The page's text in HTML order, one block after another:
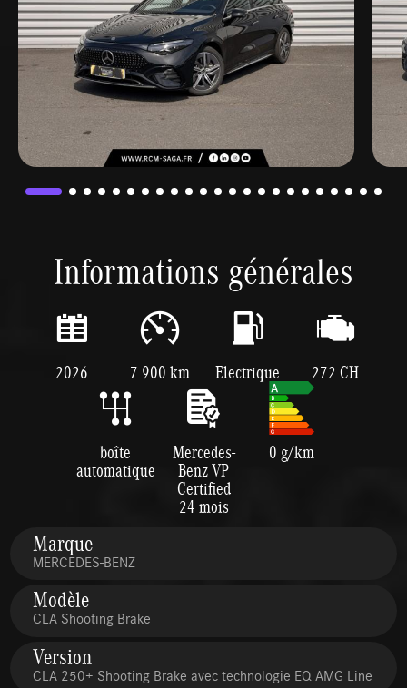
Informations générales
2026 7 900 km Electrique 272 CH
boîte
automatique
Mercedes-
Benz VP
Certified
24 mois
0 g/km
Marque
MERCEDES-BENZ
Modèle
CLA Shooting Brake
Version
CLA 250+ Shooting Brake avec technologie EQ AMG Line